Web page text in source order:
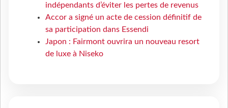
indépendants d’éviter les pertes de revenus
Accor a signé un acte de cession définitif de
sa participation dans Essendi
Japon : Fairmont ouvrira un nouveau resort
de luxe à Niseko